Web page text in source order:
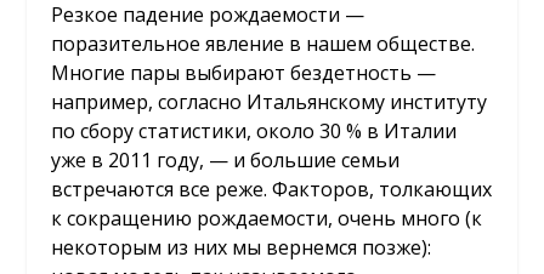
Резкое падение рождаемости —
поразительное явление в нашем обществе.
Многие пары выбирают бездетность —
например, согласно Итальянскому институту
по сбору статистики, около 30 % в Италии
уже в 2011 году, — и большие семьи
встречаются все реже. Факторов, толкающих
к сокращению рождаемости, очень много (к
некоторым из них мы вернемся позже):